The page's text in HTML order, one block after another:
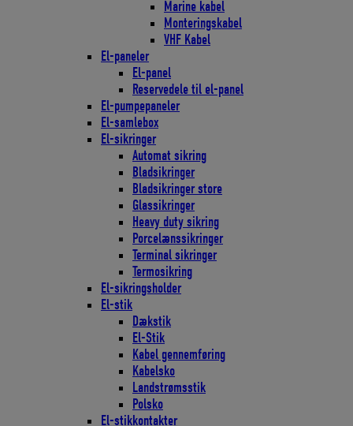
Marine kabel
Monteringskabel
VHF Kabel
El-paneler
El-panel
Reservedele til el-panel
El-pumpepaneler
El-samlebox
El-sikringer
Automat sikring
Bladsikringer
Bladsikringer store
Glassikringer
Heavy duty sikring
Porcelænssikringer
Terminal sikringer
Termosikring
El-sikringsholder
El-stik
Dækstik
El-Stik
Kabel gennemføring
Kabelsko
Landstrømsstik
Polsko
El-stikkontakter